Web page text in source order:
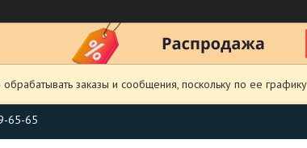
заказы и сообщения, поскольку по ее
65-65